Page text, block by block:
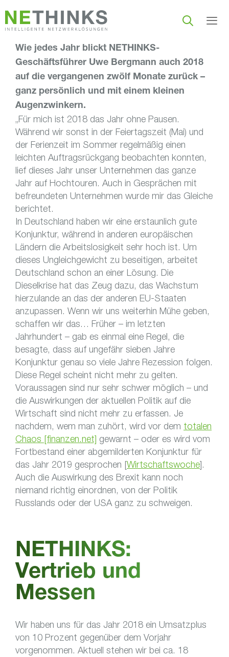
Inhalt
springen
Wie jedes Jahr blickt NETHINKS-
Geschäftsführer Uwe Bergmann auch 2018
auf die vergangenen zwölf Monate zurück –
ganz persönlich und mit einem kleinen
Augenzwinkern.
„Für mich ist 2018 das Jahr ohne Pausen.
Während wir sonst in der Feiertagszeit (Mai) und
der Ferienzeit im Sommer regelmäßig einen
leichten Auftragsrückgang beobachten konnten,
lief dieses Jahr unser Unternehmen das ganze
Jahr auf Hochtouren. Auch in Gesprächen mit
befreundeten Unternehmen wurde mir das Gleiche
berichtet.
In Deutschland haben wir eine erstaunlich gute
Konjunktur, während in anderen europäischen
Ländern die Arbeitslosigkeit sehr hoch ist. Um
dieses Ungleichgewicht zu beseitigen, arbeitet
Deutschland schon an einer Lösung. Die
Dieselkrise hat das Zeug dazu, das Wachstum
hierzulande an das der anderen EU-Staaten
anzupassen. Wenn wir uns weiterhin Mühe geben,
schaffen wir das… Früher – im letzten
Jahrhundert – gab es einmal eine Regel, die
besagte, dass auf ungefähr sieben Jahre
Konjunktur genau so viele Jahre Rezession folgen.
Diese Regel scheint nicht mehr zu gelten.
Voraussagen sind nur sehr schwer möglich – und
die Auswirkungen der aktuellen Politik auf die
Wirtschaft sind nicht mehr zu erfassen. Je
nachdem, wem man zuhört, wird vor dem totalen
Chaos [finanzen.net] gewarnt – oder es wird vom
Fortbestand einer abgemilderten Konjunktur für
das Jahr 2019 gesprochen [Wirtschaftswoche].
Auch die Auswirkung des Brexit kann noch
niemand richtig einordnen, von der Politik
Russlands oder der USA ganz zu schweigen.
NETHINKS:
Vertrieb und
Messen
Wir haben uns für das Jahr 2018 ein Umsatzplus
von 10 Prozent gegenüber dem Vorjahr
vorgenommen. Aktuell stehen wir bei ca. 18